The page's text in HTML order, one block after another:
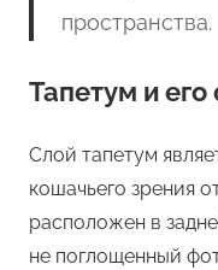
пространства.
Тапетум и
Слой тапетум
кошачьего зрения
расположен в
не поглощенный